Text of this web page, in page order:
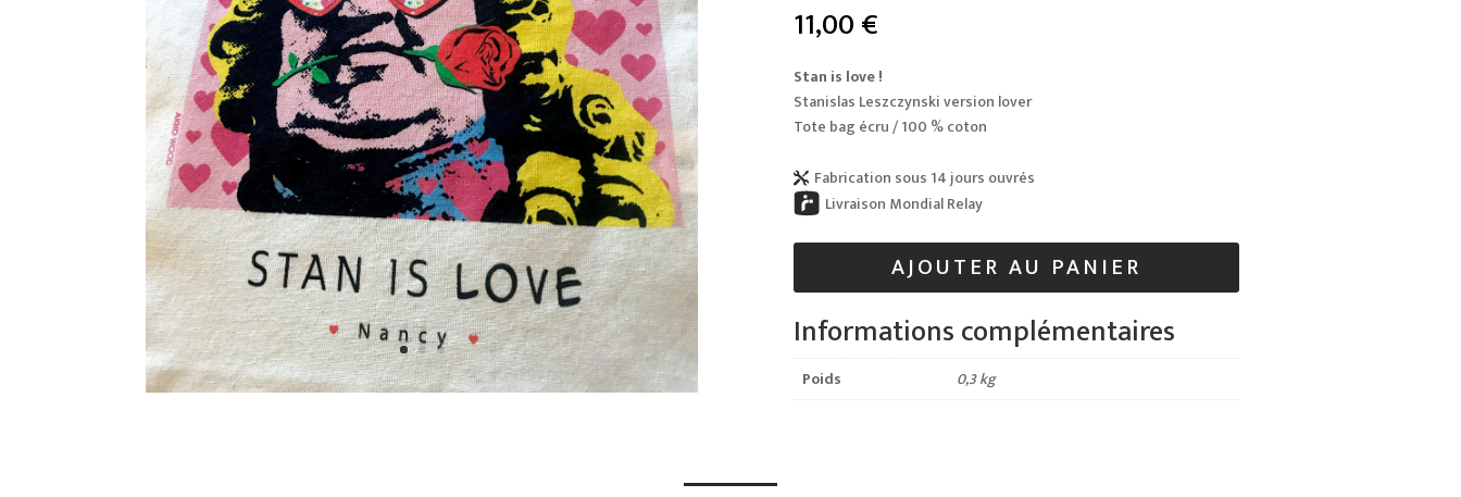
11,00€
Stan is love !
Stanislas Leszczynskiversion lover
Tote bag écru / 100 % coton
 Fabrication sous 14 jours ouvrés
Livraison Mondial Relay
AJOUTER AU PANIER
Informations complémentaires
Poids 0,3 kg